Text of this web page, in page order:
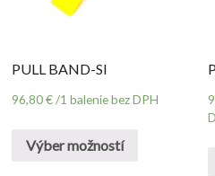
PULL BAND-SI
96,80€ /1 balenie bez DPH
Výber možností